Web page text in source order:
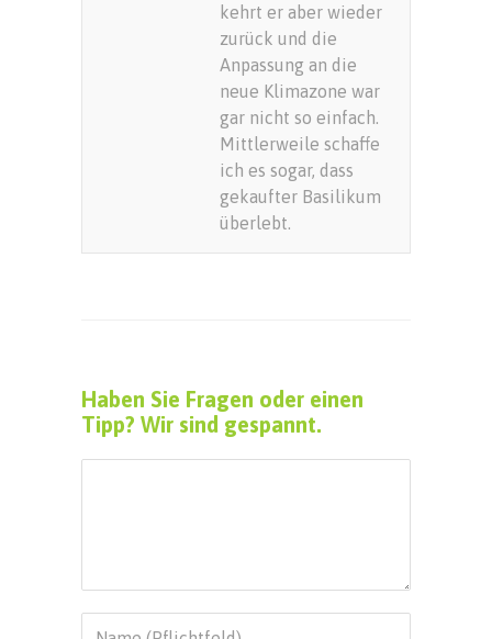
kehrt er aber wieder
zurück und die
Anpassung an die
neue Klimazone war
gar nicht so einfach.
Mittlerweile schaffe
ich es sogar, dass
gekaufter Basilikum
überlebt.
Haben Sie Fragen oder einen
Tipp? Wir sind gespannt.